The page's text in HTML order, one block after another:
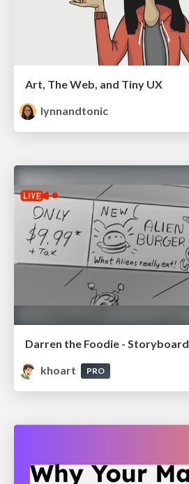
Art, The Web, and Tiny UX
lynnandtonic
Darren the Foodie - Storyboard
khoart
PRO